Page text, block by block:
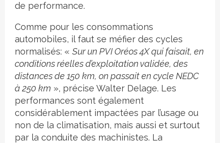
de performance.
Comme pour les consommations
automobiles, il faut se méfier des cycles
normalisés: « Sur un PVI Oréos 4X qui faisait, en
conditions réelles d’exploitation validée, des
distances de 150 km, on passait en cycle NEDC
à 250 km », précise Walter Delage. Les
performances sont également
considérablement impactées par l’usage ou
non de la climatisation, mais aussi et surtout
par la conduite des machinistes. La